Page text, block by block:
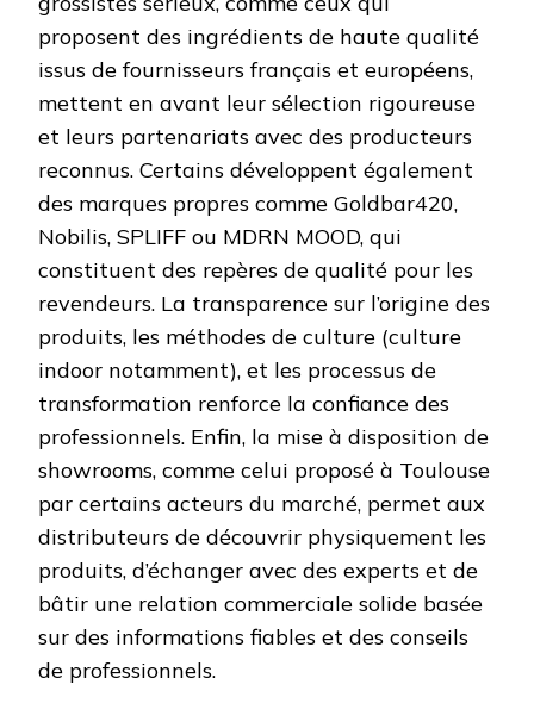
proposent des ingrédients de haute qualité
issus de fournisseurs français et européens,
mettent en avant leur sélection rigoureuse
et leurs partenariats avec des producteurs
reconnus. Certains développent également
des marques propres comme Goldbar420,
Nobilis, SPLIFF ou MDRN MOOD, qui
constituent des repères de qualité pour les
revendeurs. La transparence sur l’origine des
produits, les méthodes de culture (culture
indoor notamment), et les processus de
transformation renforce la confiance des
professionnels. Enfin, la mise à disposition de
showrooms, comme celui proposé à Toulouse
par certains acteurs du marché, permet aux
distributeurs de découvrir physiquement les
produits, d’échanger avec des experts et de
bâtir une relation commerciale solide basée
sur des informations fiables et des conseils
de professionnels.